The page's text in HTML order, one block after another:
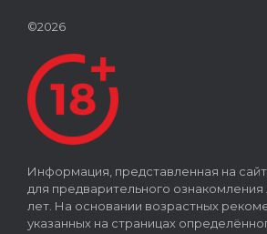
©2026
Информация, представленная на
для предварительного ознакомления
лет. На основании возрастных
указанных на страницах